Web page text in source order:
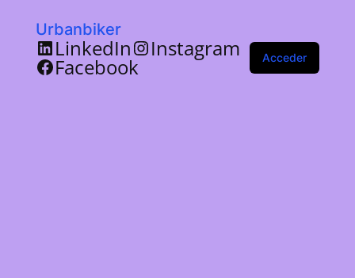
Urbanbiker
LinkedIn Instagram
Facebook Acceder